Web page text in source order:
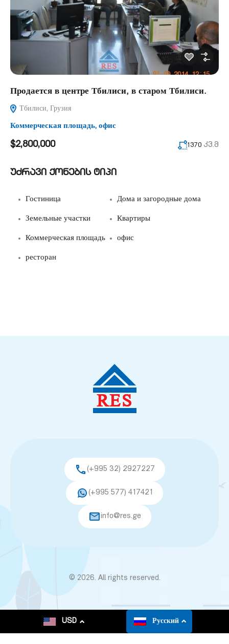
Продается в центре Тбилиси, в старом Тбилиси.
Тбилиси, Грузия
Коммерческая площадь, офис
$2,800,000 1370 კვ.მ
უძრავი ქონების ტიპი
Гостиница Дома и загородные дома
Земельные участки Квартиры
Коммерческая площадь офис
ресторан
(+995 32) 2927227
(+995 577) 417421
info@res.ge
© 2026. All rights reserved.
USD Русский